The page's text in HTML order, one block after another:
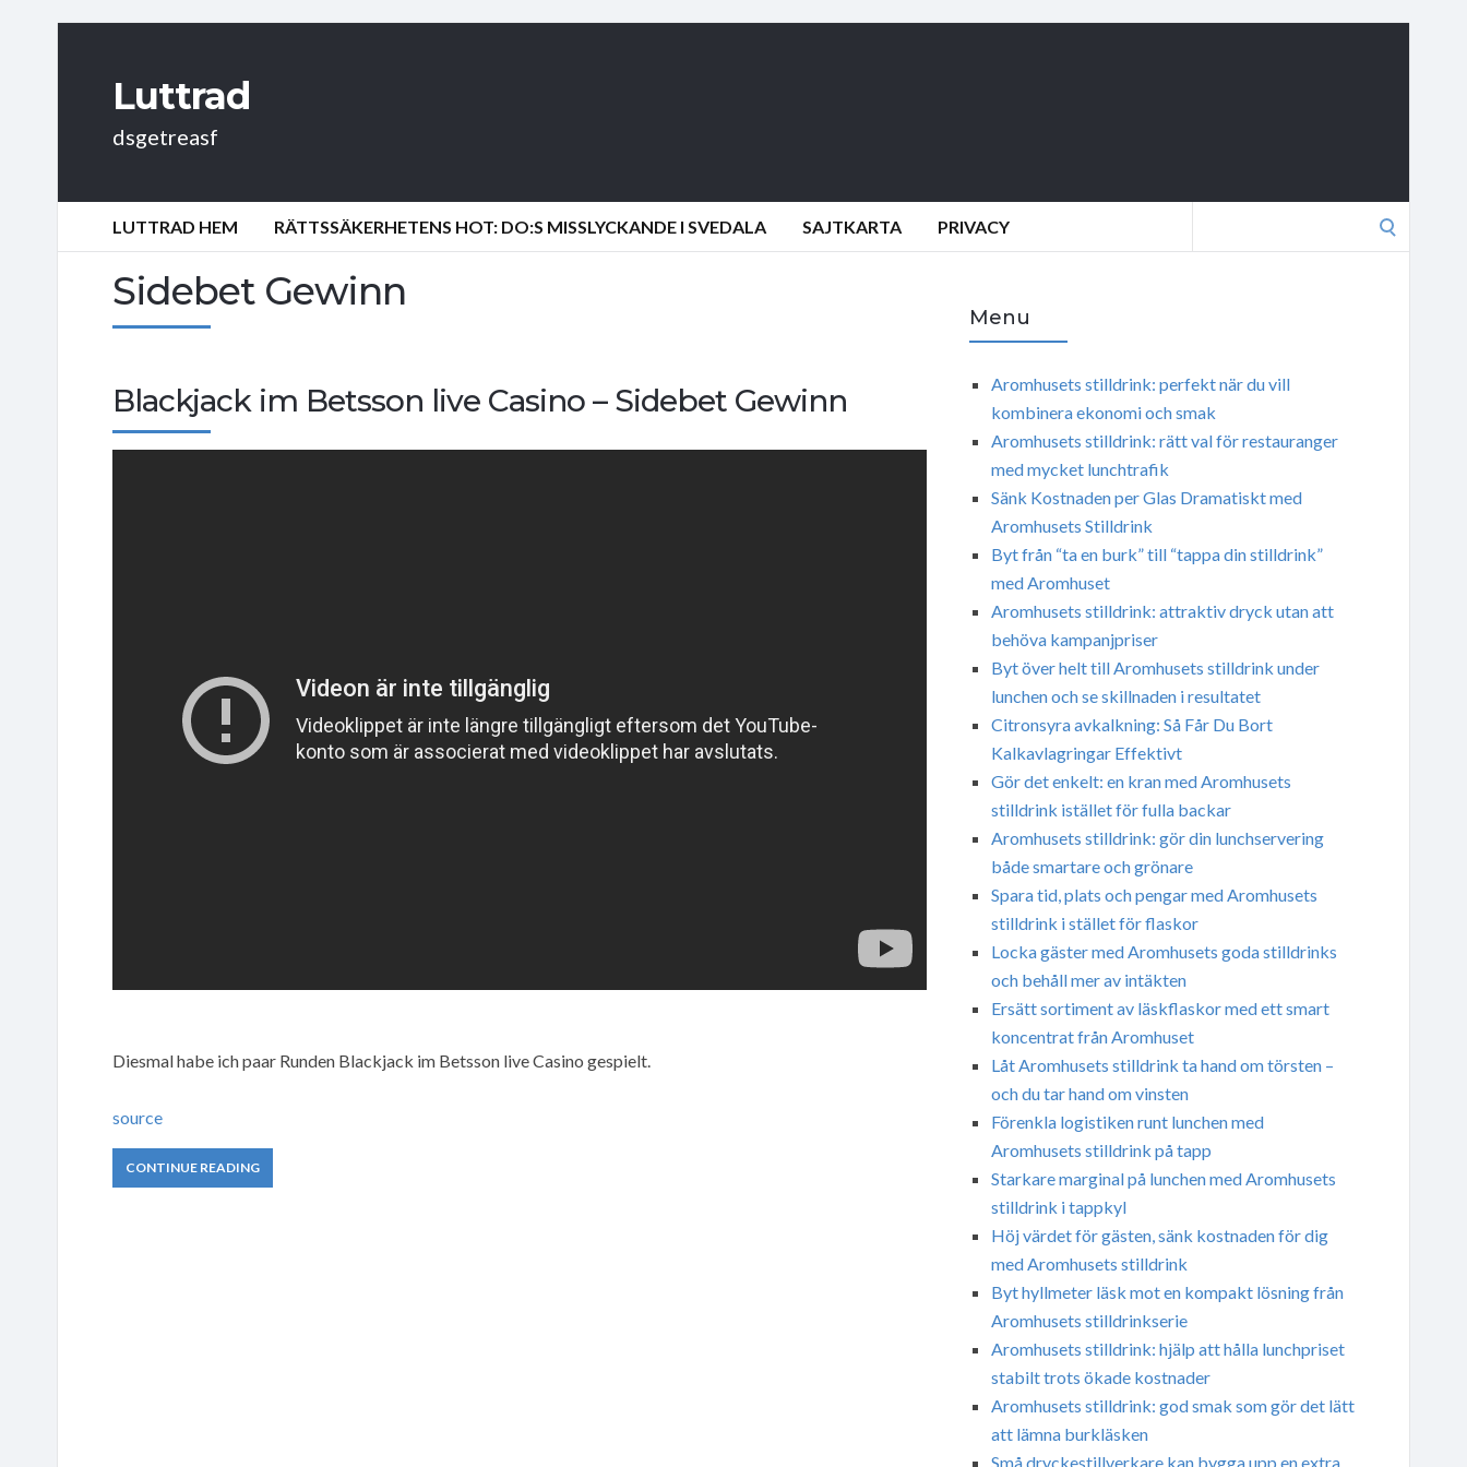
Luttrad
dsgetreasf
LUTTRAD HEM RÄTTSSÄKERHETENS HOT: DO:S MISSLYCKANDE I SVEDALA SAJTKARTA PRIVACY
Sidebet Gewinn
Blackjack im Betsson live Casino – Sidebet Gewinn
Diesmal habe ich paar Runden Blackjack im Betsson live Casino gespielt.
source
CONTINUE READING
Menu
Aromhusets stilldrink: perfekt när du vill
kombinera ekonomi och smak
Aromhusets stilldrink: rätt val för restauranger
med mycket lunchtrafik
Sänk Kostnaden per Glas Dramatiskt med
Aromhusets Stilldrink
Byt från “ta en burk” till “tappa din stilldrink”
med Aromhuset
Aromhusets stilldrink: attraktiv dryck utan att
behöva kampanjpriser
Byt över helt till Aromhusets stilldrink under
lunchen och se skillnaden i resultatet
Citronsyra avkalkning: Så Får Du Bort
Kalkavlagringar Effektivt
Gör det enkelt: en kran med Aromhusets
stilldrink istället för fulla backar
Aromhusets stilldrink: gör din lunchservering
både smartare och grönare
Spara tid, plats och pengar med Aromhusets
stilldrink i stället för flaskor
Locka gäster med Aromhusets goda stilldrinks
och behåll mer av intäkten
Ersätt sortiment av läskflaskor med ett smart
koncentrat från Aromhuset
Låt Aromhusets stilldrink ta hand om törsten –
och du tar hand om vinsten
Förenkla logistiken runt lunchen med
Aromhusets stilldrink på tapp
Starkare marginal på lunchen med Aromhusets
stilldrink i tappkyl
Höj värdet för gästen, sänk kostnaden för dig
med Aromhusets stilldrink
Byt hyllmeter läsk mot en kompakt lösning från
Aromhusets stilldrinkserie
Aromhusets stilldrink: hjälp att hålla lunchpriset
stabilt trots ökade kostnader
Aromhusets stilldrink: god smak som gör det lätt
att lämna burkläsken
Små dryckestillverkare kan bygga upp en extra